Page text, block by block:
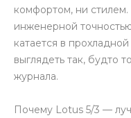
комфортом, ни
инженерной
катается в
выглядеть так, будто
журнала.
Почему Lotus 5/3 —